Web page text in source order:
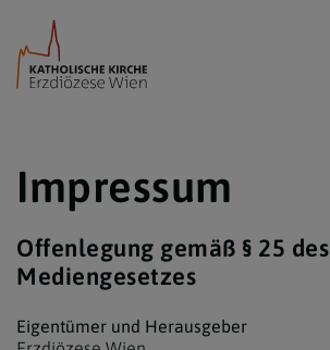
Impressum
Offenlegung gemäß § 25 des
Mediengesetzes
Eigentümer und Herausgeber